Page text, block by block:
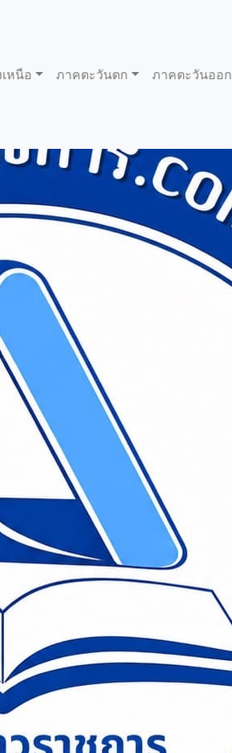
หนือ ภาคตะวันตก ภาคตะวันออก